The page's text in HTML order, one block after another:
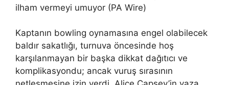
ilham vermeyi umuyor (PA Wire)
Kaptanın bowling oynamasına engel olabilecek
baldır sakatlığı, turnuva öncesinde hoş
karşılanmayan bir başka dikkat dağıtıcı ve
komplikasyondu; ancak vuruş sırasının